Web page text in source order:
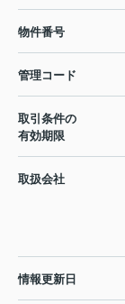
物件番号
管理コード
取引条件の
有効期限
取扱会社
情報更新日